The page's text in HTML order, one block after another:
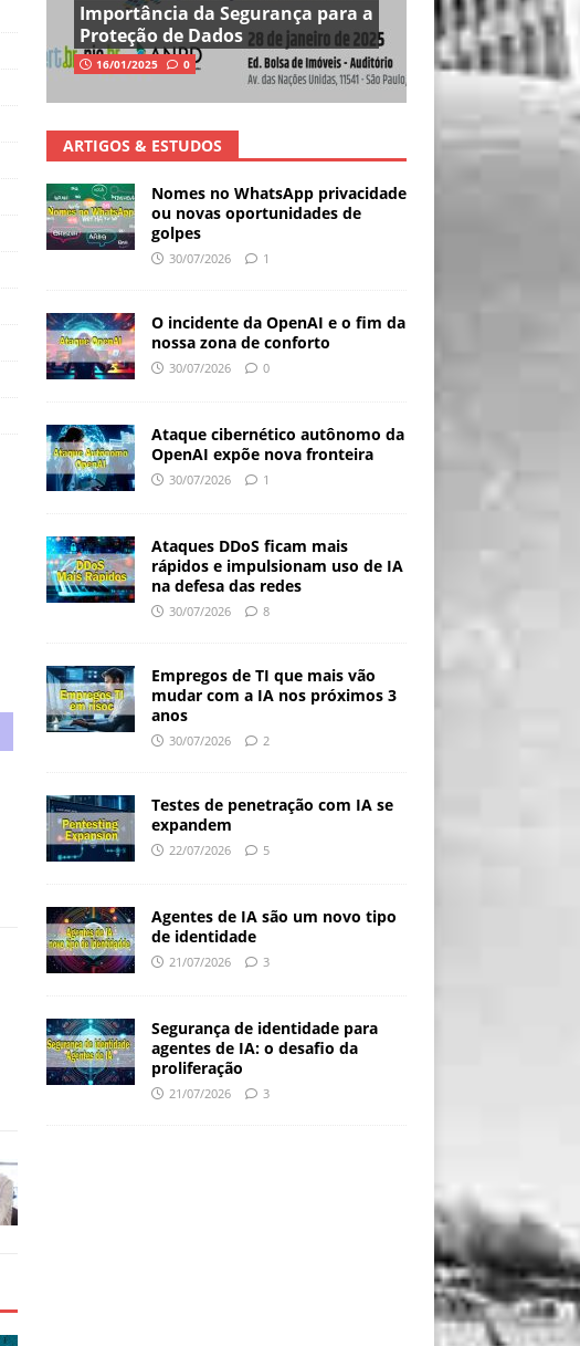
Importância da Segurança para a
Proteção de Dados
16/01/2025 0
ARTIGOS & ESTUDOS
Nomes no WhatsApp privacidade
ou novas oportunidades de
golpes
30/07/2026 1
O incidente da OpenAI e o fim da
nossa zona de conforto
30/07/2026 0
Ataque cibernético autônomo da
OpenAI expõe nova fronteira
30/07/2026 1
Ataques DDoS ficam mais
rápidos e impulsionam uso de IA
na defesa das redes
30/07/2026 8
Empregos de TI que mais vão
mudar com a IA nos próximos 3
anos
30/07/2026 2
Testes de penetração com IA se
expandem
22/07/2026 5
Agentes de IA são um novo tipo
de identidade
21/07/2026 3
Segurança de identidade para
agentes de IA: o desafio da
proliferação
21/07/2026 3